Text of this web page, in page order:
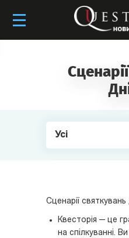
Усі
Сценарії
Квесторія — це
на спілкуванні.